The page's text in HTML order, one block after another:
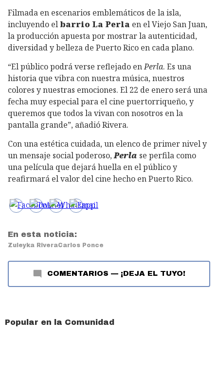
Filmada en escenarios emblemáticos de la isla,
incluyendo el barrio La Perla en el Viejo San Juan,
la producción apuesta por mostrar la autenticidad,
diversidad y belleza de Puerto Rico en cada plano.
“El público podrá verse reflejado enPerla. Es una
historia que vibra con nuestra música, nuestros
colores y nuestras emociones. El 22 de enero será una
fecha muy especial para el cine puertorriqueño, y
queremos que todos la vivan con nosotros en la
pantalla grande”, añadió Rivera.
Con una estética cuidada, un elenco de primer nivel y
un mensaje social poderoso,Perla se perfila como
una película que dejará huella en el público y
reafirmará el valor del cine hecho en Puerto Rico.
En esta noticia:
Zuleyka RiveraCarlos Ponce
COMENTARIOS — ¡DEJA EL TUYO!
Popular en la Comunidad